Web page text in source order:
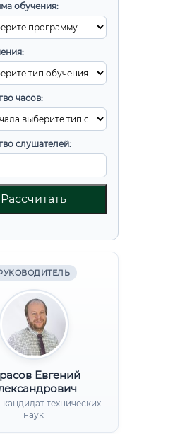
обучения:
часов:
слушателей:
Рассчитать
Евгений
технических
наук